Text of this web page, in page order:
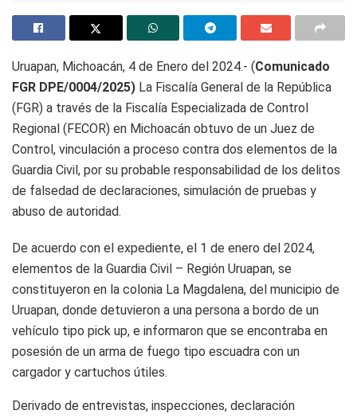
Uruapan, Michoacán, 4 de Enero del 2024.- (Comunicado
FGR DPE/0004/2025) La Fiscalía General de la República
(FGR) a través de la Fiscalía Especializada de Control
Regional (FECOR) en Michoacán obtuvo de un Juez de
Control, vinculación a proceso contra dos elementos de la
Guardia Civil, por su probable responsabilidad de los delitos
de falsedad de declaraciones, simulación de pruebas y
abuso de autoridad.
De acuerdo con el expediente, el 1 de enero del 2024,
elementos de la Guardia Civil – Región Uruapan, se
constituyeron en la colonia La Magdalena, del municipio de
Uruapan, donde detuvieron a una persona a bordo de un
vehículo tipo pick up, e informaron que se encontraba en
posesión de un arma de fuego tipo escuadra con un
cargador y cartuchos útiles.
Derivado de entrevistas, inspecciones, declaración